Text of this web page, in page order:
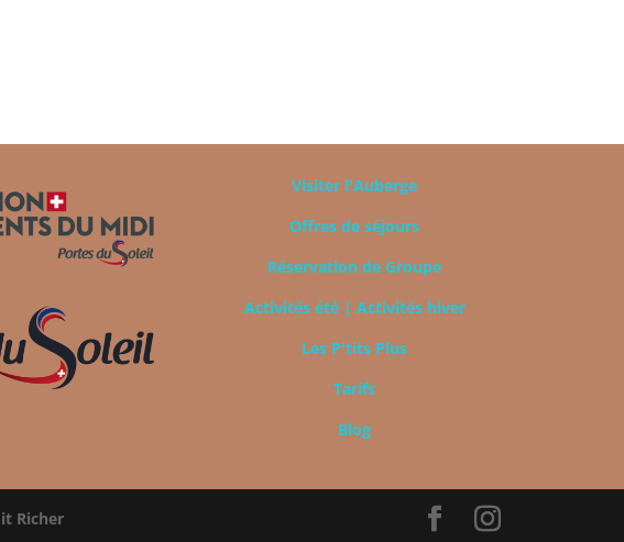
Visiter l'Auberge
Offres de séjours
Réservation de Groupe
Activités été | Activités hiver
Les P'tits Plus
Tarifs
Blog
Richer